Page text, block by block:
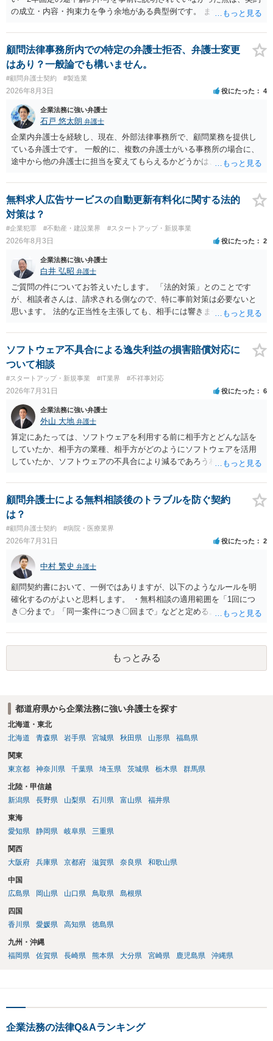
の成立・内容・拘束力を争う余地がある典型例です。 まずは、運営と
みてはいかがでしょうか。 また同時並行で（もしまだされていないの
であれば）書面で退所意思の明確化はしておくべきだと考えます。
顧問法律事務所内での特定の弁護士拒否、弁護士変更
はあり？一般論でも構いません。
#顧問弁護士契約 #製造業
2026年8月3日 役にたった 4
企業法務に強い弁護士
石戸 悠太朗 弁護士
企業内弁護士を経験し、現在、外部法律事務所で、顧問業務を提供し
ている弁護士です。 一般的に、複数の弁護士がいる事務所の場合に、
途中から他の弁護士に担当を変えてもらえるかどうかは、当該事務所
が不満を抱いている弁護士を担当にすることは望ましくないため、別
の弁護士に変更するのが通常でしょう。それでも、担当弁護士を変え
てくれない場合は、他の弁護士の担当案件が一般で担当を変えられな
いなどの事情があるかと思います。 担当弁護士が変わらず、仕事内容
も改善されない場合には、決済権限を持つ上司に相談し、顧問契約自
体を見直すのが一番かと思います。
無料求人広告サービスの自動更新有料化に関する法的
対策は？
#企業犯罪 #不動産・建設業界 #スタートアップ・新規事業
2026年8月3日 役にたった 2
企業法務に強い弁護士
白井 弘昭 弁護士
ご質問の件についてお答えいたします。 「法的対策」とのことです
が、相談者さんは、請求される側なので、特に事前対策は必要ないと
思います。 法的な正当性を主張しても、相手には響きません。そもそ
的手段として裁判（おそらく少額訴訟）をするかどうかの問題ですの
で、訴訟を提起してきたら粛々と対応することになります。 少額訴訟
は、１人（１社）年間１０回までしかできないので、こちらが毅然と
支払いを拒否すれば、少額訴訟を提起する可能性は、低いものと思わ
れます。 ただ、裁判を東京などの遠隔地で起こされますと、対応する
だけで費用がかかりますので、難しいところです。 当事者での対応で
すと、押し負けて支払うかもと考えますので、弁護士に依頼するなど
して対応をすれば、より裁判をしてくる可能性は減りますが、当然費
用がかかります。 毅然と拒否して後は裁判するならしてくださいの対
応、弁護士に依頼して同様の対応、裁判してきたら、従業員にて粛々
と対応のどれかを選択することになります。 以上、ご参考まで。
ソフトウェア不具合による逸失利益の損害賠償対応に
ついて相談
#スタートアップ・新規事業 #IT業界 #不祥事対応
2026年7月31日 役にたった 6
企業法務に強い弁護士
外山 大地 弁護士
算定にあたっては、ソフトウェアを利用する前に相手方とどんな話を
していたか、相手方の業種、相手方がどのようにソフトウェアを活用
していたか、ソフトウェアの不具合により減るであろう相手方の将来
ます。 すでに王先生からも回答されている通り、最寄りの弁護士に相
談されることをお勧めします。
顧問弁護士による無料相談後のトラブルを防ぐ契約
は？
#顧問弁護士契約 #病院・医療業界
2026年7月31日 役にたった 2
中村 繁史 弁護士
顧問契約書において、一例ではありますが、以下のようなルールを明
確化するのがよいと思料します。 ・無料相談の適用範囲を「1回につ
き〇分まで」「同一案件につき〇回まで」などと定める。 ・無料相談
ず、継続して対応する場合は「個別受任（有料契約）」が必要であ
る。 ・無料相談から個別の事件処理へ移行する場合は、弁護士と従業
員との間で必ず個別の委任契約書を締結し、着手金や報酬等の費用体
系を事前に明示する手続を義務付ける。 相談料が無料であっても、法
す。したがって、著しく不誠実な対応、放置、あるいは誤った不当な
回答を繰り返したような場合には、弁護士法上の誠実義務違反や品位
保持違反（弁護士法56条1項）として、弁護士会の懲戒対象となり得る
は、このウェブサイトで探す方法のほか、弁護士会や法律事務所に直
接問い合わせをする方法もあり得ると存じます。
もっとみる
都道府県から企業法務に強い弁護士を探す
北海道・東北
北海道
青森県 岩手県 宮城県 秋田県 山形県 福島県
関東
東京都
神奈川県 千葉県 埼玉県 茨城県 栃木県 群馬県
北陸・甲信越
新潟県
長野県 山梨県 石川県 富山県 福井県
東海
愛知県
静岡県 岐阜県 三重県
関西
大阪府
兵庫県 京都府 滋賀県 奈良県 和歌山県
中国
広島県
岡山県 山口県 鳥取県 島根県
四国
香川県
愛媛県 高知県 徳島県
九州・沖縄
福岡県
佐賀県 長崎県 熊本県 大分県 宮崎県 鹿児島県 沖縄県
企業法務の法律Q&Aランキング